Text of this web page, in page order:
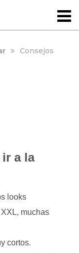
Consejos
ir a la
looks
muchas
cortos.